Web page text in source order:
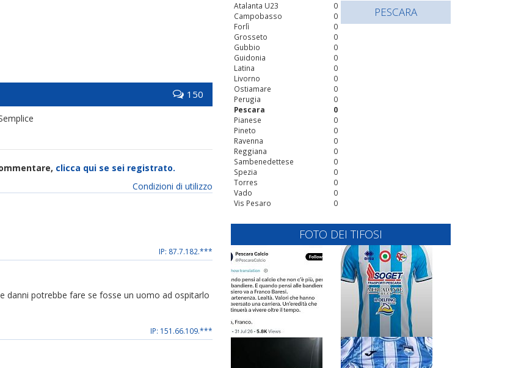
150
clicca qui se sei registrato.
Condizioni di utilizzo
IP: 87.7.182.***
danni potrebbe fare se fosse un uomo ad ospitarlo
IP: 151.66.109.***
0
Atalanta U23
0
Campobasso
0
Forlì
0
Grosseto
0
Gubbio
0
Guidonia
0
Latina
0
Livorno
0
Ostiamare
0
Perugia
0
Pescara
0
Pianese
0
Pineto
0
Ravenna
0
Reggiana
0
Sambenedettese
0
Spezia
0
Torres
0
Vado
0
Vis Pesaro
PESCARA
FOTO DEI TIFOSI